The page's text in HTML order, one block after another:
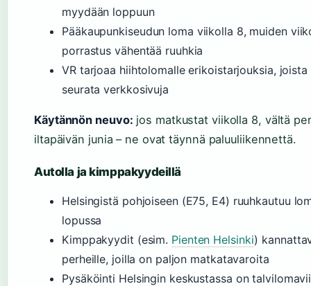
myydään loppuun
Pääkaupunkiseudun loma viikolla 8, muiden
porrastus vähentää ruuhkia
VR tarjoaa hiihtolomalle erikoistarjouksia, joista
seurata verkkosivuja
Käytännön neuvo: jos matkustat viikolla 8, vältä
iltapäivän junia – ne ovat täynnä paluuliikennettä.
Autolla ja kimppakyydeillä
Helsingistä pohjoiseen (E75, E4) ruuhkautuu
lopussa
Kimppakyydit (esim. Pienten Helsinki)
perheille, joilla on paljon matkatavaroita
Pysäköinti Helsingin keskustassa on